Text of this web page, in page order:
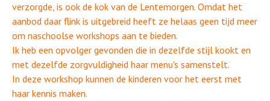
verzorgde, is ook de kok van de Lentemorgen. Omdat het
aanbod daar flink is uitgebreid heeft ze helaas geen tijd meer
om naschoolse workshops aan te bieden.
Ik heb een opvolger gevonden die in dezelfde stijl kookt en
met dezelfde zorgvuldigheid haar menu's samenstelt.
In deze workshop kunnen de kinderen voor het eerst met
haar kennis maken.